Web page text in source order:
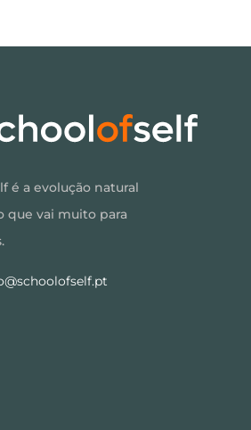
é a evolução natural
que vai muito para